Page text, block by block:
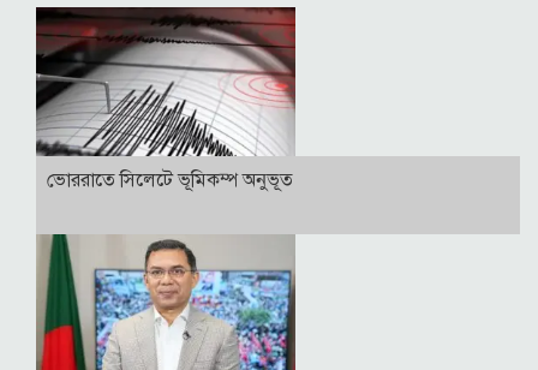
ভোররাতে সিলেটে ভূমিকম্প অনুভূত